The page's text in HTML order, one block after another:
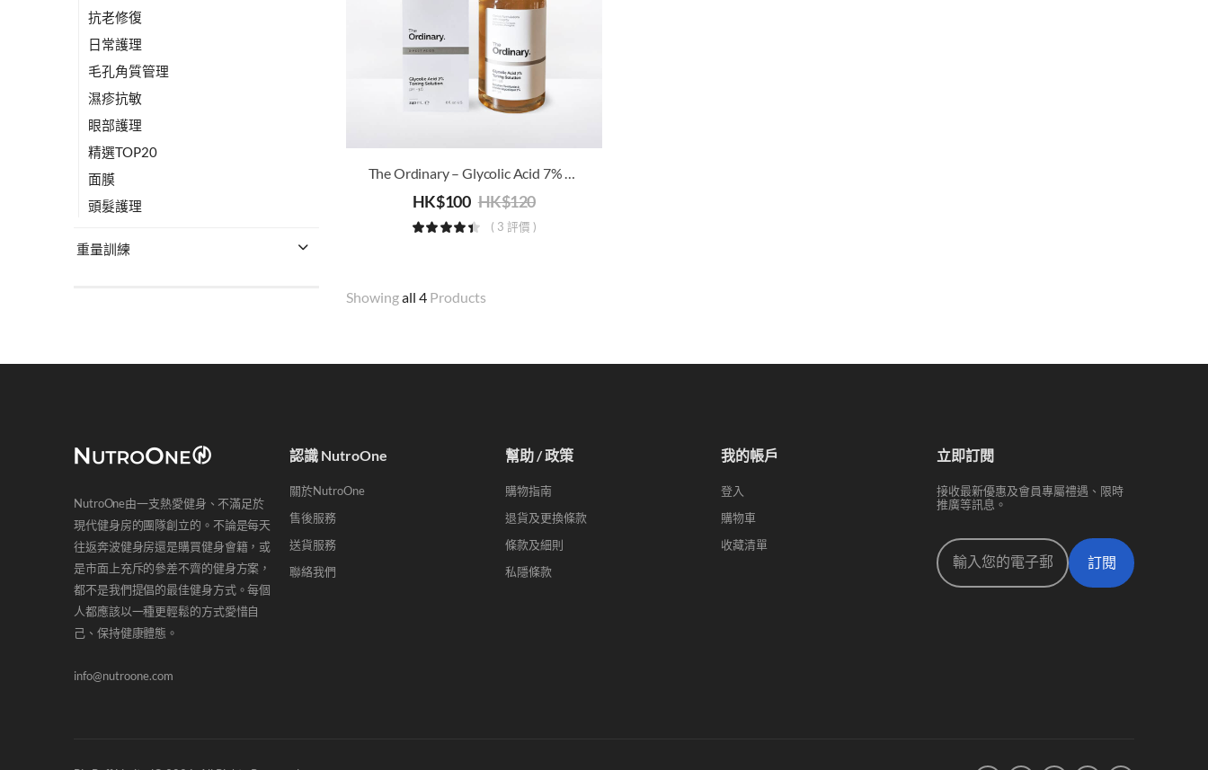
抗老修復
日常護理
毛孔角質管理
濕疹抗敏
眼部護理
精選TOP20
面膜
頭髮護理
重量訓練
HK$0-HK$200 (223)
HK$500-HK$1,000 (134)
(460)
HK$100 HK$120
( 3 評價 )
Showingall 4Products
NutroOne由一支熱愛健身、不滿足於
現代健身房的團隊創立的。不論是每天
往返奔波健身房還是購買健身會籍，或
是市面上充斥的參差不齊的健身方案，
都不是我們提倡的最佳健身方式。每個
人都應該以一種更輕鬆的方式愛惜自
己、保持健康體態。
info@nutroone.com
認識 NutroOne
關於NutroOne
售後服務
送貨服務
聯絡我們
幫助 / 政策
購物指南
退貨及更換條款
條款及細則
私隱條款
我的帳戶
登入
購物車
收藏清單
立即訂閱
接收最新優惠及會員專屬禮遇、限時
推廣等訊息。
訂閱